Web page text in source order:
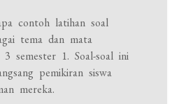
contoh latihan soal
tema dan mata
semester 1. Soal-soal ini
pemikiran siswa
mereka.